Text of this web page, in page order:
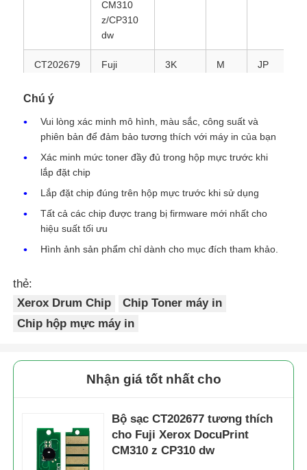
Chi-p Toner Kyocera
Chip mực Samsung
Chip mực OKI
Chip mực Brother
Chip Toner của Minolta
Chip sắc nét
Hộp mực
CM310
z/CP310
dw
CT202679
Fuji
z/CP310
dw
3K M JP
CT202680
DocuPrint
CM310
z/CP310
dw
DocuPrint
CM310
Fuji
CM310
z/CP310
dw
6K C
Chú ý
Vui lòng xác minh mô hình, màu sắc, công suất và
phiên bản để đảm bảo tương thích với máy in của bạn
Xác minh mức toner đầy đủ trong hộp mực trước khi
lắp đặt chip
Lắp đặt chip đúng trên hộp mực trước khi sử dụng
Tất cả các chip được trang bị firmware mới nhất cho
hiệu suất tối ưu
Hình ảnh sản phẩm chỉ dành cho mục đích tham khảo.
thẻ:
Xerox Drum Chip
Chip Toner máy in
Chip hộp mực máy in
Nhận giá tốt nhất cho
Bộ sạc CT202677 tương thích
cho Fuji Xerox DocuPrint
CM310 z CP310 dw